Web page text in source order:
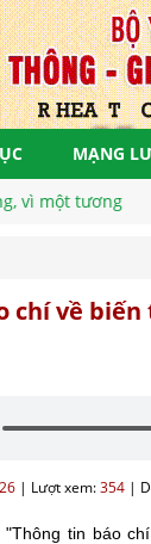
MẠNG
tương lai tươi
về biến
| Lượt xem:354 |
tin báo